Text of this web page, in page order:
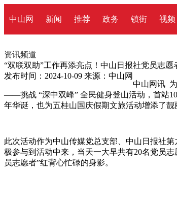
中山网 新闻 推荐 政务 镇街 视频
资讯频道
“双联双助”工作再添亮点！中山日报社党员志愿
发布时间：2024-10-09 来源：中山网
中山网讯
——挑战 “深中双峰” 全民健身登山活动，首站
年华诞，也为五桂山国庆假期文旅活动增添了靓
此次活动作为中山传媒党总支部、中山日报社
极参与到活动中来，当天一大早共有20名党员
员志愿者”红背心忙碌的身影。